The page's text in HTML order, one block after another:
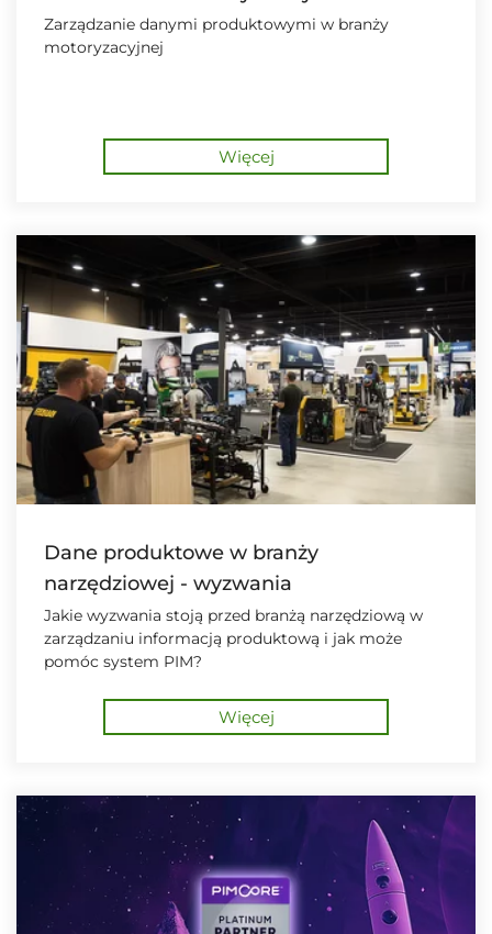
Zarządzanie danymi produktowymi w branży
motoryzacyjnej
Więcej
Dane produktowe w branży
narzędziowej - wyzwania
Jakie wyzwania stoją przed branżą narzędziową w
zarządzaniu informacją produktową i jak może
pomóc system PIM?
Więcej